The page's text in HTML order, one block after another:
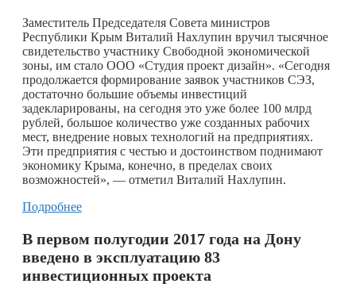
Заместитель Председателя Совета министров
Республики Крым Виталий Нахлупин вручил тысячное
свидетельство участнику Свободной экономической
зоны, им стало ООО «Студия проект дизайн». «Сегодня
продолжается формирование заявок участников СЭЗ,
достаточно большие объемы инвестиций
задекларированы, на сегодня это уже более 100 млрд
рублей, большое количество уже созданных рабочих
мест, внедрение новых технологий на предприятиях.
Эти предприятия с честью и достоинством поднимают
экономику Крыма, конечно, в пределах своих
возможностей», — отметил Виталий Нахлупин.
Подробнее
В первом полугодии 2017 года на Дону
введено в эксплуатацию 83
инвестиционных проекта